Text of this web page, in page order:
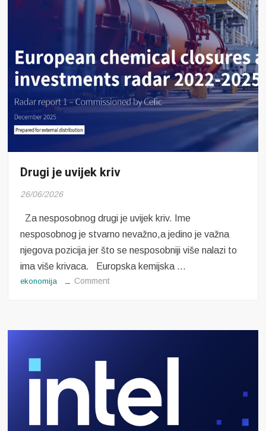
Drugi je uvijek kriv
26/06/2026
Za nesposobnog drugi je uvijek kriv. Ime
nesposobnog je stvarno nevažno,a jedino je važna
njegova pozicija jer što se nesposobniji više nalazi to
ima više krivaca. Europska kemijska …
ekonomija Commenton